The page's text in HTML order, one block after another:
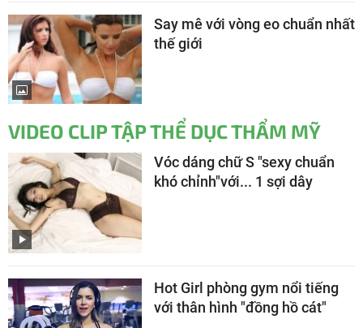
Say mê với vòng eo chuẩn nhất
thế giới
VIDEO CLIP TẬP THỂ DỤC THẨM MỸ
Vóc dáng chữ S "sexy chuẩn
khó chỉnh"với... 1 sợi dây
Hot Girl phòng gym nổi tiếng
với thân hình "đồng hồ cát"